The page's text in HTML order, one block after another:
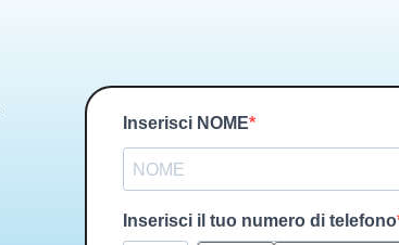
Inserisci NOME
Inserisci il tuo numero di telefono